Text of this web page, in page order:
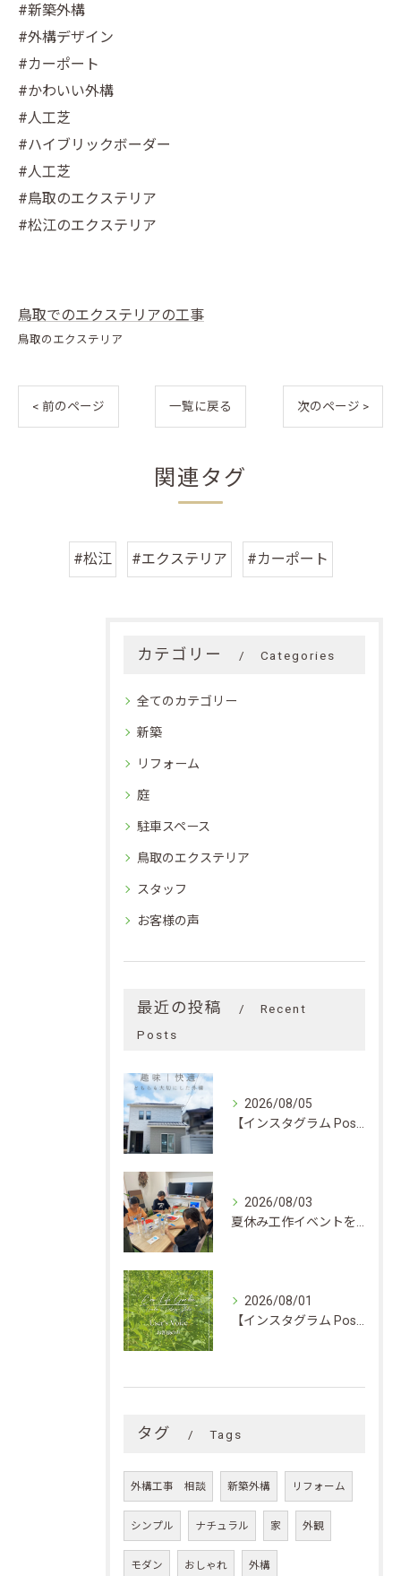
#新築外構
#外構デザイン
#カーポート
#かわいい外構
#人工芝
#ハイブリックボーダー
#人工芝
#鳥取のエクステリア
#松江のエクステリア
鳥取でのエクステリアの工事
鳥取のエクステリア
< 前のページ 一覧に戻る 次のページ >
関連タグ
#松江 #エクステリア #カーポート
カテゴリー Categories
全てのカテゴリー
新築
リフォーム
庭
駐車スペース
鳥取のエクステリア
スタッフ
お客様の声
最近の投稿
Recent
Posts
2026/08/05
【インスタグラム Post】趣味｜快適 どちらも大切にした外構
2026/08/03
夏休み工作イベントを開催しました★
2026/08/01
【インスタグラム Post】お客様の声
タグ Tags
外構工事 相談 新築外構 リフォーム
シンプル ナチュラル 家 外観
モダン おしゃれ 外構